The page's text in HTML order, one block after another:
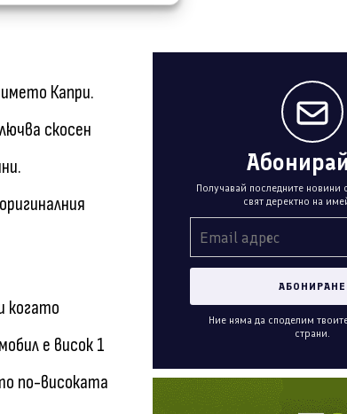
Капри.
скосен
когато
е висок 1
по-високата
Получавай последните новини
свят деректно на
Ние няма да споделим
страни.